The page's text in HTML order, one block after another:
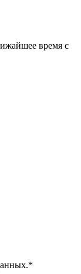
время с
*